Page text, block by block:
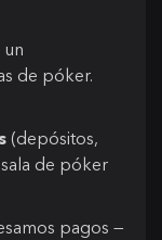
un
de póker.
(depósitos,
de póker
pagos —